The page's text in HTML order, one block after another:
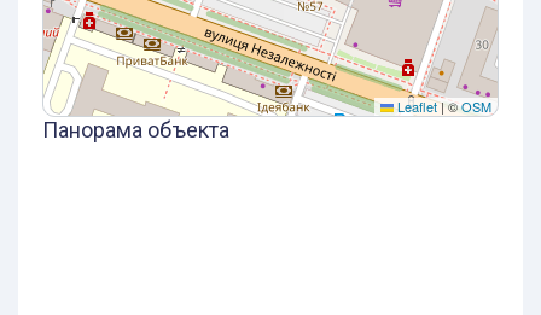
Leaflet|©OSM
Панорама объекта